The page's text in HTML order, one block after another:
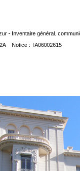
- Inventaire général.
Notice : IA06002615